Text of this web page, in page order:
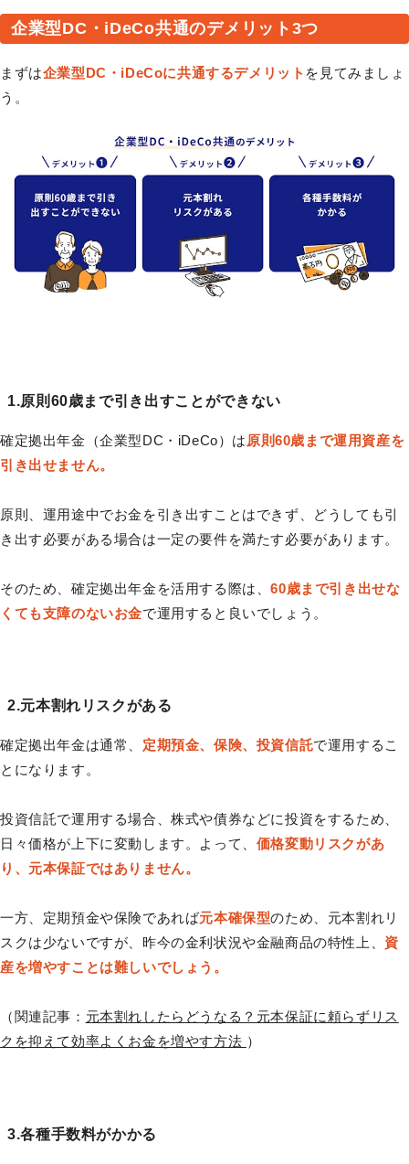
企業型DC・iDeCo共通のデメリット3つ
まずは企業型DC・iDeCoに共通するデメリット を見てみましょ
う。
1.原則60歳まで引き出すことができない
確定拠出年金（企業型DC・iDeCo）は 原則60歳まで運用資産を
引き出せません。
原則、運用途中でお金を引き出すことはできず、どうしても引
き出す必要がある場合は一定の要件を満たす必要があります。
そのため、確定拠出年金を活用する際は、60歳まで引き出せな
くても支障のないお金で運用すると良いでしょう。
2.元本割れリスクがある
確定拠出年金は通常、 定期預金、保険、投資信託で運用するこ
とになります。
投資信託で運用する場合、株式や債券などに投資をするため、
日々価格が上下に変動します。よって、 価格変動リスクがあ
り、元本保証ではありません。
一方、定期預金や保険であれば元本確保型のため、元本割れリ
スクは少ないですが、昨今の金利状況や金融商品の特性上、 資
産を増やすことは難しいでしょう。
（関連記事： 元本割れしたらどうなる？元本保証に頼らずリス
クを抑えて効率よくお金を増やす方法 ）
3.各種手数料がかかる